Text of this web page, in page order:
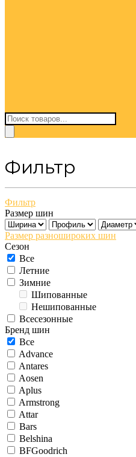
Поиск
товаров
Фильтр
Фильтр
Размер шин
Размер разношироких шин
Сезон
Все
Летние
Зимние
Шипованные
Нешипованные
Всесезонные
Бренд шин
Все
Advance
Antares
Aosen
Aplus
Armstrong
Attar
Bars
Belshina
BFGoodrich